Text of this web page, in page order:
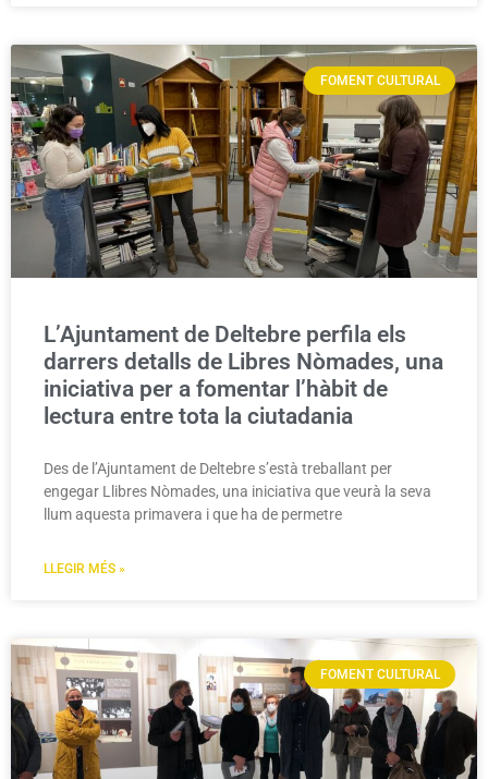
FOMENT CULTURAL
L’Ajuntament de Deltebre perfila els
darrers detalls de Libres Nòmades, una
iniciativa per a fomentar l’hàbit de
lectura entre tota la ciutadania
Des de l’Ajuntament de Deltebre s’està treballant per
engegar Llibres Nòmades, una iniciativa que veurà la seva
llum aquesta primavera i que ha de permetre
LLEGIR MÉS »
FOMENT CULTURAL